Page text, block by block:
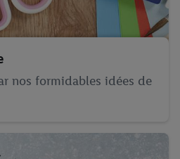
nos formidables idées de